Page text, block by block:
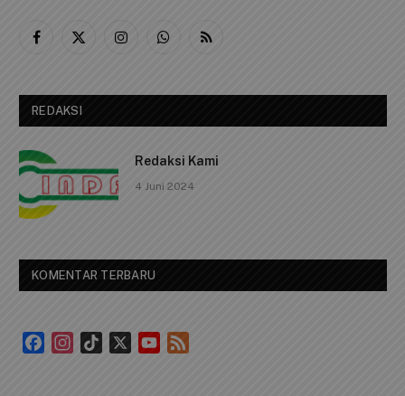
Facebook
X
InstagramWhatsApp
RSS
REDAKSI
Redaksi Kami
4 Juni 2024
KOMENTAR TERBARU
FacebookInstagram
TikTok
YouTube